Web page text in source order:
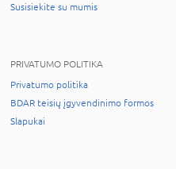
Susisiekite su mumis
PRIVATUMO POLITIKA
Privatumo politika
BDAR teisių įgyvendinimo formos
Slapukai